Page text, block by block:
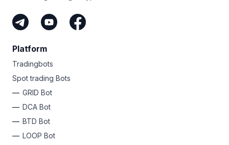
Platform
Tradingbots
Spot trading Bots
GRID Bot
DCA Bot
BTD Bot
LOOP Bot